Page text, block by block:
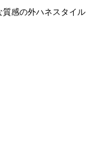
感の外ハネスタイル